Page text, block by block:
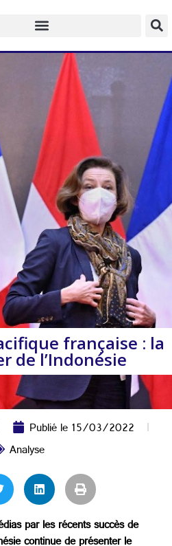
française : la
de l’Indonésie
Publié le15/03/2022
Analyse
par les récents succès de